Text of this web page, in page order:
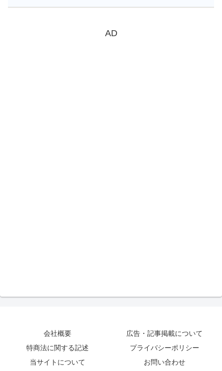
AD
会社概要
広告・記事掲載について
特商法に関する記述
プライバシーポリシー
当サイトについて
お問い合わせ